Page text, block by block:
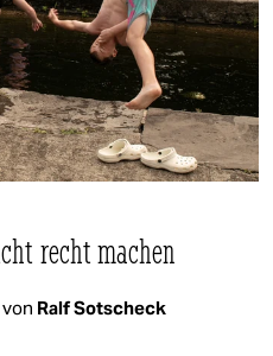
recht machen
von Ralf Sotscheck